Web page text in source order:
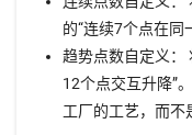
的“连续7个点在同
趋势点数自定义：
12个点交互升降”
工厂的工艺，而不